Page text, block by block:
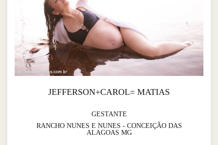
JEFFERSON+CAROL= MATIAS
GESTANTE
RANCHO NUNES E NUNES - CONCEIÇÃO DAS
ALAGOAS MG